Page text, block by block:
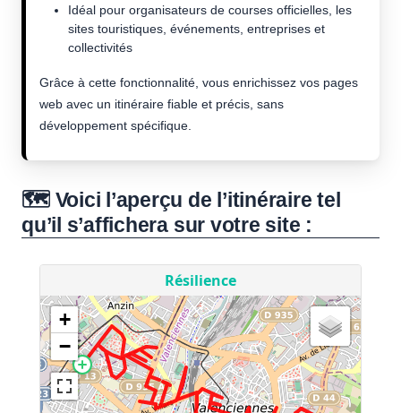
Idéal pour organisateurs de courses officielles, les
sites touristiques, événements, entreprises et
collectivités
Grâce à cette fonctionnalité, vous enrichissez vos pages
web avec un itinéraire fiable et précis, sans
développement spécifique.
🗺️ Voici l’aperçu de l’itinéraire tel
qu’il s’affichera sur votre site :